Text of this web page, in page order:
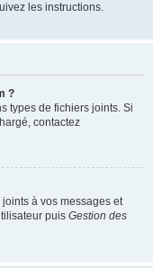
les instructions.
?
types de fichiers joints. Si
contactez
à vos messages et
puis Gestion des